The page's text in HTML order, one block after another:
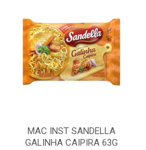
MAC INST SANDELLA
GALINHA CAIPIRA 63G